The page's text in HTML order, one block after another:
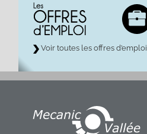
Voir toutes les offres d’emploi